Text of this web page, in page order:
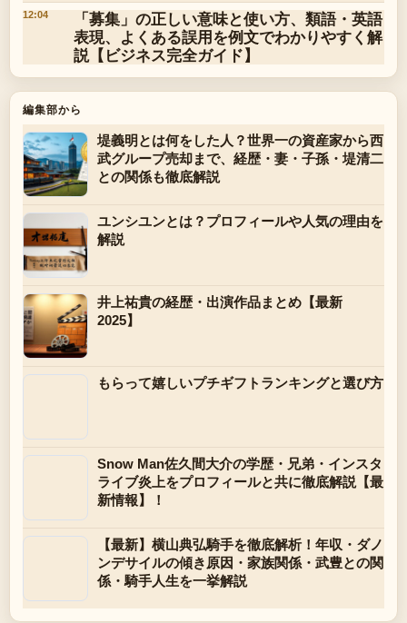
12:04
「募集」の正しい意味と使い方、類語・英語
表現、よくある誤用を例文でわかりやすく解
説【ビジネス完全ガイド】
編集部から
堤義明とは何をした人？世界一の資産家から西
武グループ売却まで、経歴・妻・子孫・堤清二
との関係も徹底解説
ユンシユンとは？プロフィールや人気の理由を
解説
井上祐貴の経歴・出演作品まとめ【最新
2025】
もらって嬉しいプチギフトランキングと選び方
Snow Man佐久間大介の学歴・兄弟・インスタ
ライブ炎上をプロフィールと共に徹底解説【最
新情報】！
【最新】横山典弘騎手を徹底解析！年収・ダノ
ンデサイルの傾き原因・家族関係・武豊との関
係・騎手人生を一挙解説